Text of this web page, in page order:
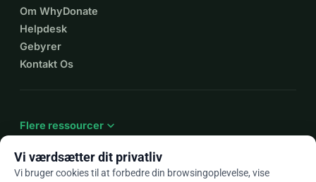
Om WhyDonate
Helpdesk
Gebyrer
Kontakt Os
Flere ressourcer expand_more
Vi værdsætter dit privatliv
Vi bruger cookies til at forbedre din browsingoplevelse, vise